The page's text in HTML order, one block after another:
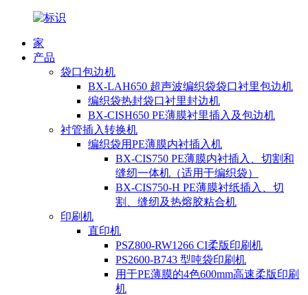
家
产品
袋口包边机
BX-LAH650 超声波编织袋袋口衬里包边机
编织袋热封袋口衬里封边机
BX-CISH650 PE薄膜衬里插入及包边机
衬管插入转换机
编织袋用PE薄膜内衬插入机
BX-CIS750 PE薄膜内衬插入、切割和
缝纫一体机（适用于编织袋）
BX-CIS750-H PE薄膜衬纸插入、切
割、缝纫及热熔胶粘合机
印刷机
直印机
PSZ800-RW1266 CI柔版印刷机
PS2600-B743 型吨袋印刷机
用于PE薄膜的4色600mm高速柔版印刷
机